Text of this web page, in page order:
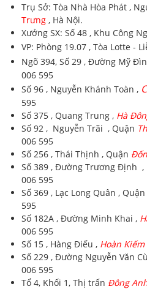
Trụ Sở: Tòa Nhà Hòa Phát ,
Trưng , Hà Nội.
Xưởng SX: Số 48 , Khu Công
VP: Phòng 19.07 , Tòa Lotte -
Ngõ 394, Số 29 , Đường Mỹ
006 595
Số 96 , Nguyễn Khánh Toàn ,
595
Số 375 , Quang Trung , Hà
Số 92 , Nguyễn Trãi , Quận
006 595
Số 256 , Thái Thịnh , Quận
Số 389 , Đường Trương Định ,
006 595
Số 369 , Lạc Long Quân , Quận
595
Số 182A , Đường Minh Khai ,
006 595
Số 15 , Hàng Điếu , Hoàn Kiếm
Số 229 , Đường Nguyễn Văn
006 595
Tổ 4, Khối 1, Thị trấn Đông